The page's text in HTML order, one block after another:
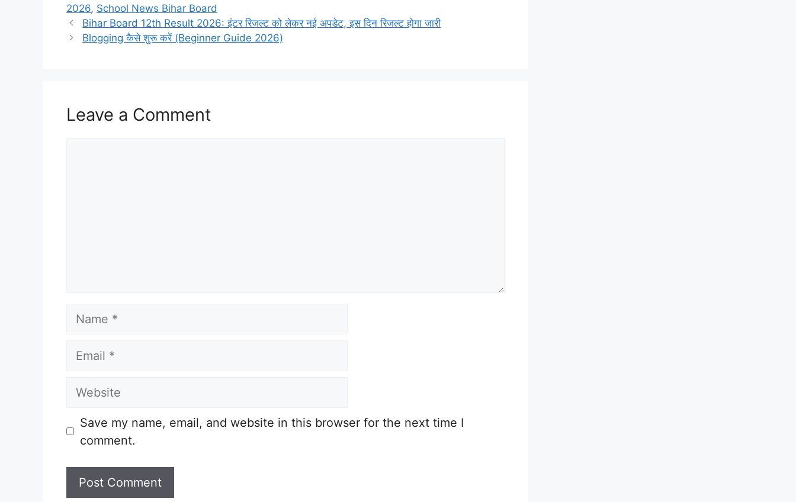
2026, School News Bihar Board
Bihar Board 12th Result 2026: इंटर रिजल्ट को लेकर नई अपडेट, इस दिन रिजल्ट होगा जारी
Blogging कैसे शुरू करें (Beginner Guide 2026)
Leave a Comment
Name
Email
Website
Save my name, email, and website in this browser for the next time I
comment.